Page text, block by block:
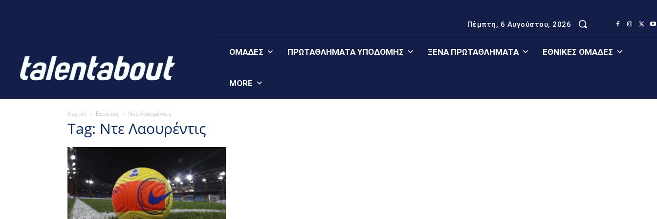
Πέμπτη, 6 Αυγούστου, 2026
ΟΜΆΔΕΣ ΠΡΩΤΑΘΛΉΜΑΤΑ YΠΟΔΟΜΉΣ ΞΈΝΑ ΠΡΩΤΑΘΛΉΜΑΤΑ ΕΘΝΙΚΈΣ ΟΜΆΔΕΣ
MORE
Αρχική Ετικέτες Ντε Λαουρέντις
Tag: Ντε Λαουρέντις